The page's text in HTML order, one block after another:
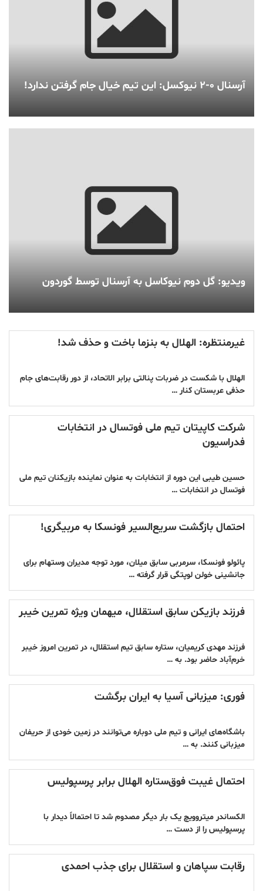
آرسنال ۰-۲ نیوکسل: این تیم خیال جام گرفتن ندارد!
ویدیو: گل دوم نیوکاسل به آرسنال توسط گوردون
غیرمنتظره: الهلال به بنزما باخت و حذف شد!
الهلال با شکست در ضربات پنالتی برابر الاتحاد، از دور رقابت‌های جام
حذفی عربستان کنار …
شرکت کاپیتان تیم ملی فوتسال در انتخابات
فدراسیون
حسین طیبی این دوره از انتخابات به عنوان نماینده بازیکنان تیم ملی
فوتسال در انتخابات …
احتمال بازگشت سریع‌السیر فونسکا به مربیگری‌!
پائولو فونسکا، سرمربی سابق میلان، مورد توجه مدیران وستهام برای
جانشینی خولن لوپتگی قرار گرفته …
فرزند بازیکن سابق استقلال، میهمان ویژه تمرین خیبر
فرزند مهدی کریمیان، ستاره سابق تیم‌ استقلال، در تمرین امروز خیبر
خرم‌آباد حاضر بود. به …
فوری: میزبانی آسیا به ایران برگشت
باشگاه‌های ایرانی و تیم ملی دوباره می‌توانند در زمین خودی از حریفان
میزبانی کنند. به …
احتمال غیبت فوق‌ستاره الهلال برابر پرسپولیس
الکساندر میتروویچ یک بار دیگر مصدوم شد تا احتمالاً دیدار با
پرسپولیس را از دست …
رقابت سپاهان و استقلال برای جذب احمدی